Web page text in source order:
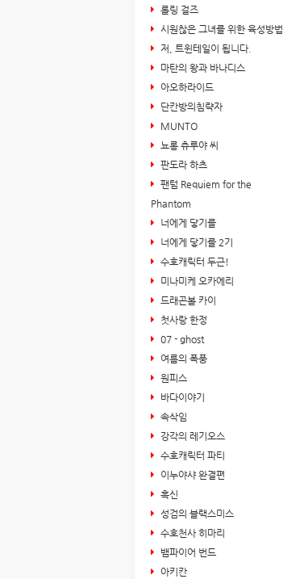
롤링 걸즈
시원찮은 그녀를 위한 육성방법
저, 트윈테일이 됩니다.
마탄의 왕과 바나디스
아오하라이드
단칸방의침략자
MUNTO
뇨롱 츄루야 씨
판도라 하츠
팬텀 Requiem for the
Phantom
너에게 닿기를
너에게 닿기를 2기
수호캐릭터 두근!
미나미케 오카에리
드래곤볼 카이
첫사랑 한정
07 - ghost
여름의 폭풍
원피스
바다이야기
속삭임
강각의 레기오스
수호캐릭터 파티
이누야샤 완결편
흑신
성검의 블랙스미스
수호천사 히마리
뱀파이어 번드
아키칸